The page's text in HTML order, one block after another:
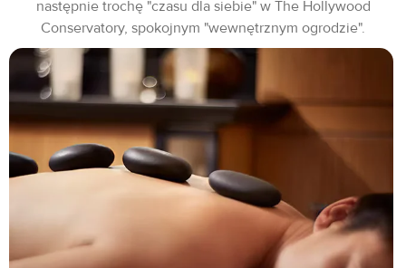
następnie trochę "czasu dla siebie" w The Hollywood
Conservatory, spokojnym "wewnętrznym ogrodzie".